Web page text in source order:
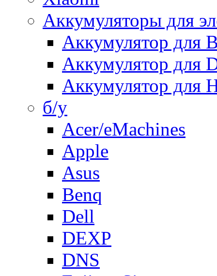
Аккумуляторы для
Аккумулятор для
Аккумулятор для
Аккумулятор для
б/у
Acer/eMachines
Apple
Asus
Benq
Dell
DEXP
DNS